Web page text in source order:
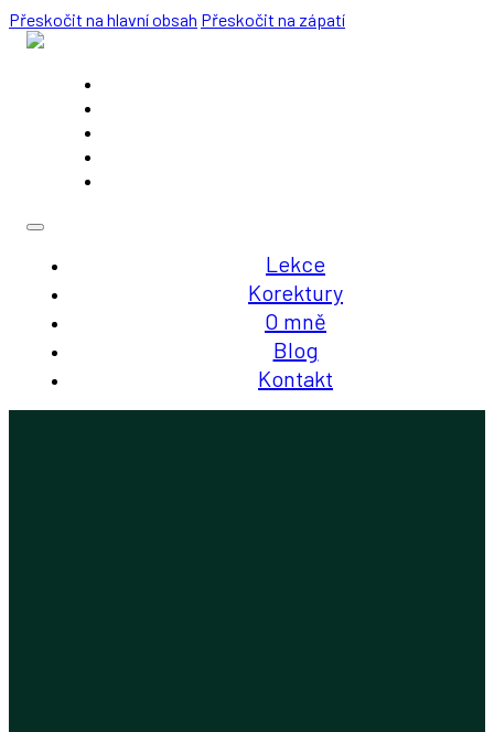
Přeskočit na hlavní obsah Přeskočit na zápatí
Lekce
Korektury
O mně
Blog
Kontakt